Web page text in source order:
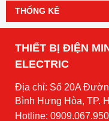
THỐNG KÊ
THIẾT BỊ ĐIỆN
ELECTRIC
Địa chỉ: Số 20A
Bình Hưng Hòa, TP.
Hotline: